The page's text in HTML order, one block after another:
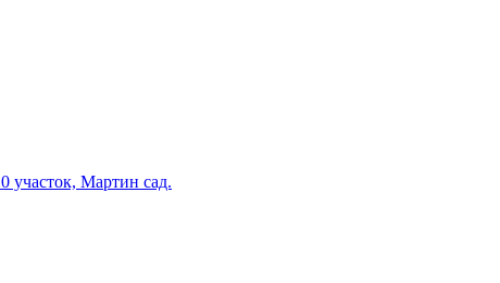
участок, Мартин сад.